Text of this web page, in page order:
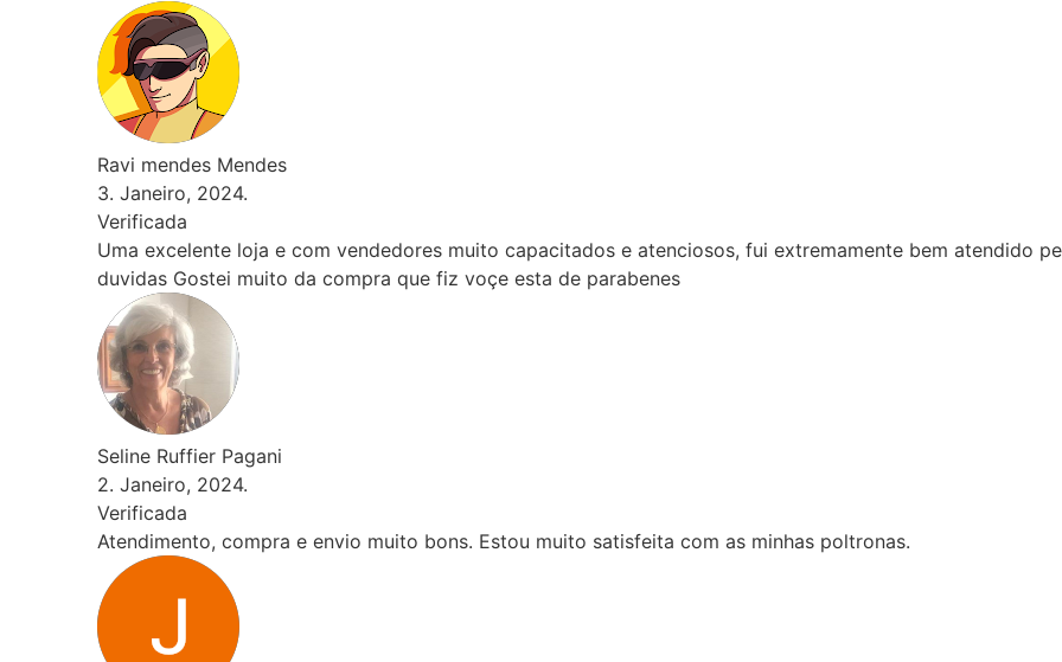
Ravi mendes Mendes
3. Janeiro, 2024.
Verificada
Uma excelente loja e com vendedores muito capacitados e atenciosos, fui extremamente bem atendido pela
duvidas Gostei muito da compra que fiz voçe esta de parabenes
Seline Ruffier Pagani
2. Janeiro, 2024.
Verificada
Atendimento, compra e envio muito bons. Estou muito satisfeita com as minhas poltronas.